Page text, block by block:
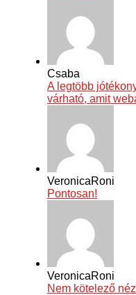
Csaba
A legtöbb
várható, amit
VeronicaRoni
Pontosan!
VeronicaRoni
Nem kötelező